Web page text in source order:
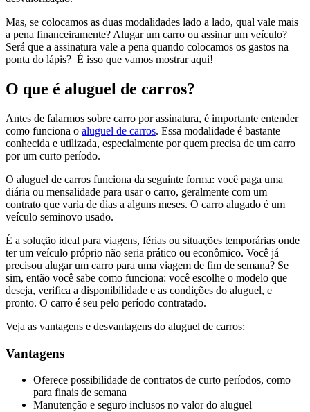
Mas, se colocamos as duas modalidades lado a lado, qual vale mais
a pena financeiramente? Alugar um carro ou assinar um veículo?
Será que a assinatura vale a pena quando colocamos os gastos na
ponta do lápis? É isso que vamos mostrar aqui!
O que é aluguel de carros?
Antes de falarmos sobre carro por assinatura, é importante entender
como funciona o aluguel de carros. Essa modalidade é bastante
conhecida e utilizada, especialmente por quem precisa de um carro
por um curto período.
O aluguel de carros funciona da seguinte forma: você paga uma
diária ou mensalidade para usar o carro, geralmente com um
contrato que varia de dias a alguns meses. O carro alugado é um
veículo seminovo usado.
É a solução ideal para viagens, férias ou situações temporárias onde
ter um veículo próprio não seria prático ou econômico. Você já
precisou alugar um carro para uma viagem de fim de semana? Se
sim, então você sabe como funciona: você escolhe o modelo que
deseja, verifica a disponibilidade e as condições do aluguel, e
pronto. O carro é seu pelo período contratado.
Veja as vantagens e desvantagens do aluguel de carros:
Vantagens
Oferece possibilidade de contratos de curto períodos, como
para finais de semana
Manutenção e seguro inclusos no valor do aluguel